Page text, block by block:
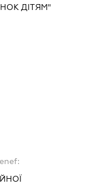
ДІТЯМ"